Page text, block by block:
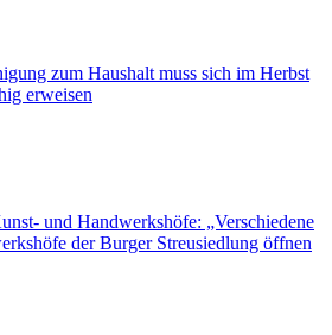
zum Haushalt muss sich im Herbst
erweisen
und Handwerkshöfe: „Verschiedene
der Burger Streusiedlung öffnen